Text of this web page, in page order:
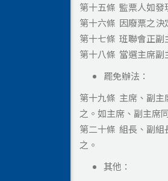
第十五條 監票人如發
第十六條 因廢票之決
第十七條 班聯會正副
第十八條 當選主席副
罷免辦法：
第十九條 主席、副主
之。如主席、副主席
第二十條 組長、副組
之。
其他：